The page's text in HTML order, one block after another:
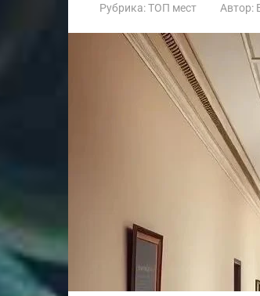
Рубрика:ТОП мест Автор: